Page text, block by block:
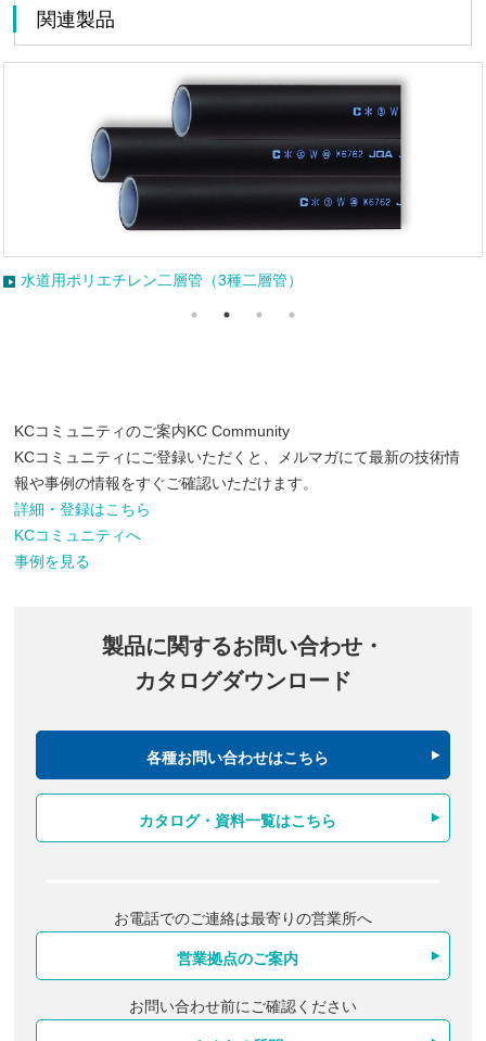
関連製品
水道用ポリエチレン二層管（3種二層管）
KCコミュニティのご案内KC Community
KCコミュニティにご登録いただくと、メルマガにて最新の技術情
報や事例の情報をすぐご確認いただけます。
詳細・登録はこちら
KCコミュニティへ
事例を見る
製品に関するお問い合わせ・
カタログダウンロード
各種お問い合わせはこちら
カタログ・資料一覧はこちら
お電話でのご連絡は最寄りの営業所へ
営業拠点のご案内
お問い合わせ前にご確認ください